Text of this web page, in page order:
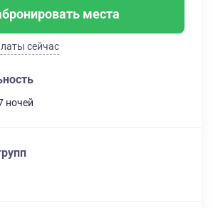
места
сейчас
ночей